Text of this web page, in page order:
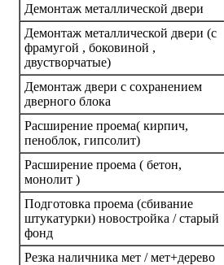
Демонтаж металлической двери
Демонтаж металлической двери (с
фрамугой , боковиной ,
двустворчатые)
Демонтаж двери с сохранением
дверного блока
Расширение проема( кирпич,
пеноблок, гипсолит)
Расширение проема ( бетон,
монолит )
Подготовка проема (сбивание
штукатурки) новостройка / старый
фонд
Резка наличника мет / мет+дерево